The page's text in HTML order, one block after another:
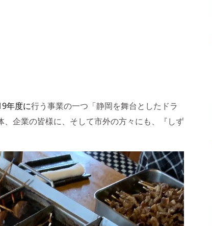
年度に行う事業の一つ「静岡を舞台としたドラ
企業の皆様に、そして市外の方々にも、『しず